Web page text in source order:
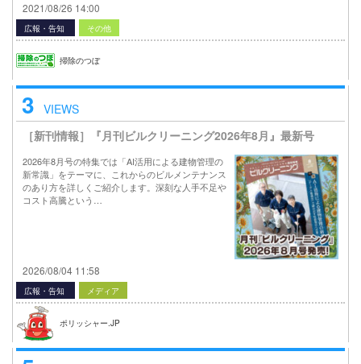
2021/08/26 14:00
広報・告知 その他
掃除のつぼ
3 VIEWS
［新刊情報］『月刊ビルクリーニング2026年8月』最新号
2026年8月号の特集では「AI活用による建物管理の
新常識」をテーマに、これからのビルメンテナンス
のあり方を詳しくご紹介します。深刻な人手不足や
コスト高騰という…
2026/08/04 11:58
広報・告知 メディア
ポリッシャー.JP